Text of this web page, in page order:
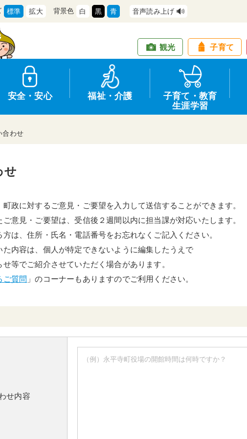
観光 子育て
支援 環境
安全・安心 福祉・介護
子育て・教育
生涯学習
募集 申請手続き
ロ
標準 拡大 背景色 白 黒 青 音声読み上げ
合わせ
せ
町政に対するご意見・ご要望を入力して送信することができます。
ご意見・ご要望は、受信後２週間以内に担当課が対応いたします。
方は、住所・氏名・電話番号をお忘れなくご記入ください。
た内容は、個人が特定できないように編集したうえで
等でご紹介させていただく場合があります。
ご質問 」のコーナーもありますのでご利用ください。
せ内容